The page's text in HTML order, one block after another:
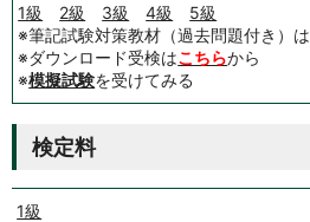
1級 2級 3級 4級
5級
※筆記試験対策教材（過去問題付き）は
※ダウンロード受検はこちらから
※模擬試験を受けてみる
検定料
1級